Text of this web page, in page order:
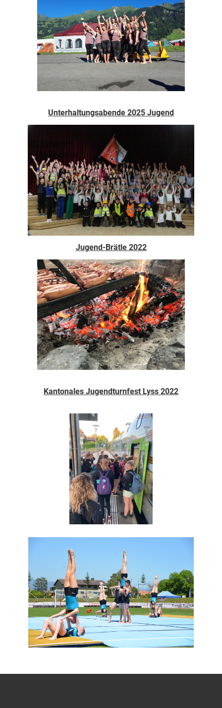
Unterhaltungsabende 2025 Jugend
Jugend-Brätle 2022
Kantonales Jugendturnfest Lyss 2022